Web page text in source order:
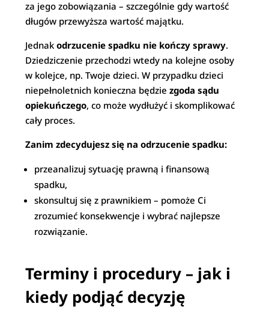
za jego zobowiązania – szczególnie gdy wartość
długów przewyższa wartość majątku.
Jednakodrzucenie spadku nie kończy sprawy.
Dziedziczenie przechodzi wtedy na kolejne osoby
w kolejce, np. Twoje dzieci. W przypadku dzieci
niepełnoletnich konieczna będziezgoda sądu
opiekuńczego, co może wydłużyć i skomplikować
cały proces.
Zanim zdecydujesz się na odrzucenie spadku:
przeanalizuj sytuację prawną i finansową
spadku,
skonsultuj się z prawnikiem – pomoże Ci
zrozumieć konsekwencje i wybrać najlepsze
rozwiązanie.
Terminy i procedury – jak i
kiedy podjąć decyzję